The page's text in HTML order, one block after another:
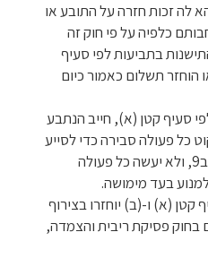
לה זכות חזרה על התובע או
כלפיה על פי חוק זה
בתביעות לפי סעיף
הוחזר תשלום כאמור כיום
סעיף קטן (א), חייב הנתבע
כל פעולה סבירה כדי לסייע
לה במימוש זכותה לפי סעיף קטן (ב9, ולא יעשה כל פעולה
בעד מימושה.
(א) ו-(ב) יוחזרו בצירוף
פסיקת ריבית והצמדה,